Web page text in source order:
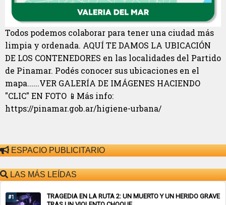
Todos podemos colaborar para tener una ciudad más
limpia y ordenada. AQUÍ TE DAMOS LA UBICACIÓN
DE LOS CONTENEDORES en las localidades del Partido
de Pinamar. Podés conocer sus ubicaciones en el
mapa......VER GALERÍA DE IMÁGENES HACIENDO
"CLIC" EN FOTO 📱Más info:
https://pinamar.gob.ar/higiene-urbana/
ESPACIO PUBLICITARIO
LAS MÁS LEÍDAS
#1
TRAGEDIA EN LA RUTA 2: UN MUERTO Y UN HERIDO GRAVE